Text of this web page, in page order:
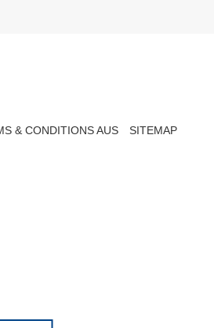
& CONDITIONS AUS SITEMAP